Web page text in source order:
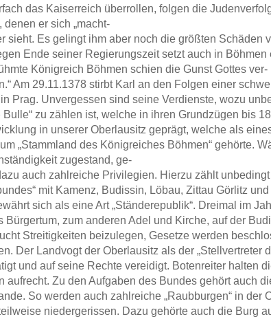
das Kaiserreich überrollen, folgen die
denen er sich „macht-
sieht. Es gelingt ihm aber noch die größten Schäden
Ende seiner Regierungszeit setzt auch in
Königreich Böhmen schien die Gunst Gottes ver-
Am 29.11.1378 stirbt Karl an den Folgen einer
Prag. Unvergessen sind seine Verdienste, wozu
Bulle“ zu zählen ist, welche in ihren Grundzügen bis
in unserer Oberlausitz geprägt, welche als
„Stammland des Königreiches Böhmen“ gehörte.
zugestand, ge-
auch zahlreiche Privilegien. Hierzu zählt
mit Kamenz, Budissin, Löbau, Zittau Görlitz
sich als eine Art „Ständerepublik“. Dreimal im
Bürgertum, zum anderen Adel und Kirche, auf der
Streitigkeiten beizulegen, Gesetze werden
Der Landvogt der Oberlausitz als der „Stellvertreter
und auf seine Rechte vereidigt. Botenreiter halten
aufrecht. Zu den Aufgaben des Bundes gehört auch
So werden auch zahlreiche „Raubburgen“ in der
niedergerissen. Dazu gehörte auch die Burg